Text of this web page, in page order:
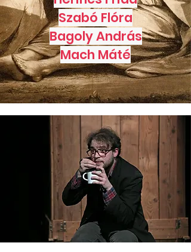
Szabó Flóra
Bagoly András
Mach Máté